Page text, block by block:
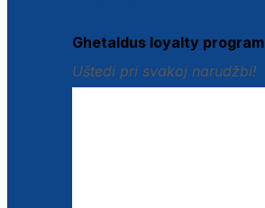
Ghetaldus loyalty program
Uštedi pri svakoj narudžbi!